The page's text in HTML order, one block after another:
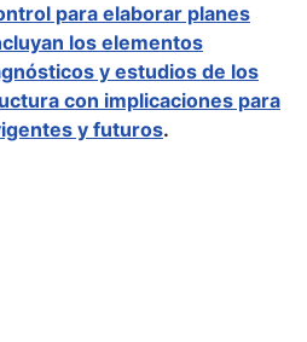
para elaborar planes
los elementos
y estudios de los
con implicaciones para
y futuros.